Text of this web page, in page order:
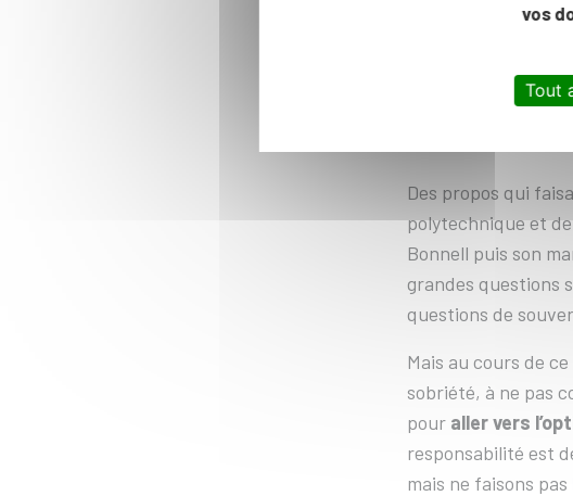
améliorer notre
Des propos qui
polytechnique et
Bonnell puis son
grandes questions
questions de
Mais au cours de
sobriété, à ne pas
pour aller vers
responsabilité est
mais ne faisons
vos
Tout